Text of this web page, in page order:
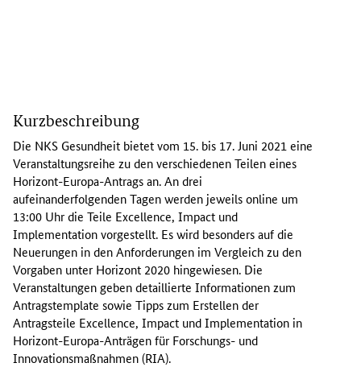
d
e
r
V
e
r
a
n
s
t
a
l
t
u
Kurzbeschreibung
Die NKS Gesundheit bietet vom 15. bis 17. Juni 2021 eine
Veranstaltungsreihe zu den verschiedenen Teilen eines
Horizont-Europa-Antrags an. An drei
aufeinanderfolgenden Tagen werden jeweilsonline um
13:00 Uhr die Teile Excellence, Impact und
Implementationvorgestellt. Es wird besonders auf die
Neuerungen in den Anforderungen im Vergleich zu den
Vorgaben unter Horizont 2020 hingewiesen. Die
Veranstaltungen geben detaillierte Informationen zum
Antragstemplate sowie Tipps zum Erstellen der
Antragsteile Excellence, Impact undImplementation in
Horizont-Europa-Anträgen für Forschungs- und
Innovationsmaßnahmen (RIA).